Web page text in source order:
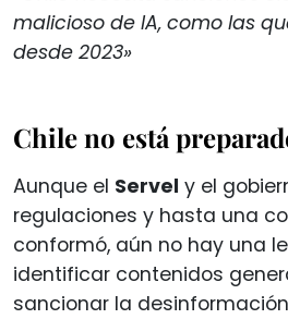
malicioso de IA, como las
desde 2023»
Chile no está
Aunque el Servel y el
regulaciones y hasta una
conformó, aún no hay una
identificar contenidos
sancionar la